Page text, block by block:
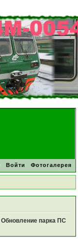
Войти Фотогалерея
Обновление парка ПС